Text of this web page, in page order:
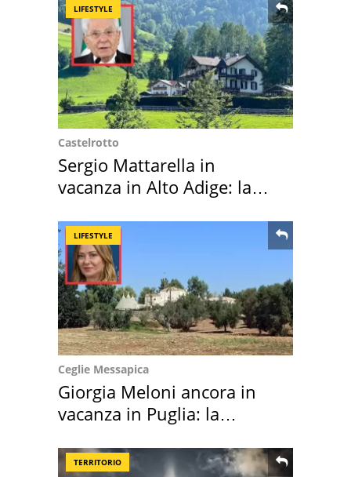
LIFESTYLE
Castelrotto
Sergio Mattarella in
vacanza in Alto Adige: la
LIFESTYLE
Ceglie Messapica
Giorgia Meloni ancora in
vacanza in Puglia: la
TERRITORIO